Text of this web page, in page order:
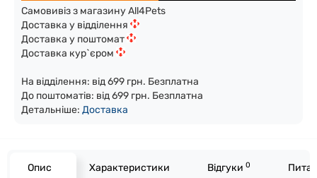
Самовивіз з магазину All4Pets
Доставка у відділення
Доставка у поштомат
Доставка кур`єром
На відділення: від 699 грн. Безплатна
До поштоматів: від 699 грн. Безплатна
Детальніше: Доставка
Опис Характеристики Відгуки 0